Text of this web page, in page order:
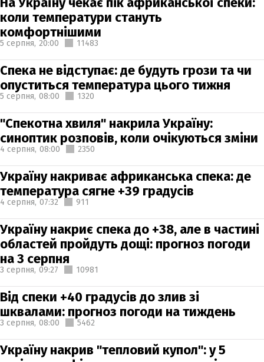
коли температури стануть
комфортнішими
5 серпня, 20:00 11483
Спека не відступає: де будуть грози та чи
опуститься температура цього тижня
5 серпня, 08:00 1320
"Спекотна хвиля" накрила Україну:
синоптик розповів, коли очікуються зміни
4 серпня, 08:00 2350
Україну накриває африканська спека: де
температура сягне +39 градусів
4 серпня, 07:32 911
Україну накриє спека до +38, але в частині
областей пройдуть дощі: прогноз погоди
на 3 серпня
3 серпня, 09:27 10981
Від спеки +40 градусів до злив зі
шквалами: прогноз погоди на тиждень
3 серпня, 08:00 5462
Україну накрив "тепловий купол": у 5